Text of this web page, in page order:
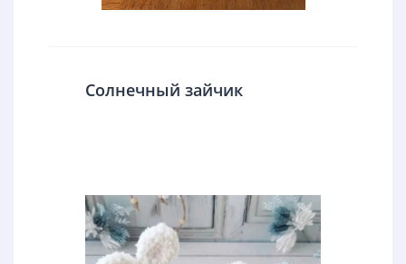
Солнечный зайчик